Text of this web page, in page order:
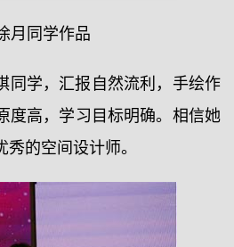
月同学作品
同学，汇报自然流利，手绘作
度高，学习目标明确。相信她
的空间设计师。